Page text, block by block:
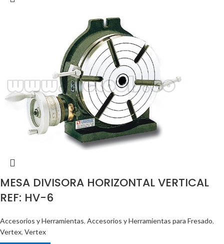
MESA DIVISORA HORIZONTAL VERTICAL
REF: HV-6
Accesorios y Herramientas, Accesorios y Herramientas para Fresado,
Vertex, Vertex